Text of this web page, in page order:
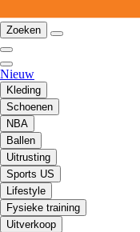
Zoeken
Nieuw
Kleding
Schoenen
NBA
Ballen
Uitrusting
Sports US
Lifestyle
Fysieke training
Uitverkoop